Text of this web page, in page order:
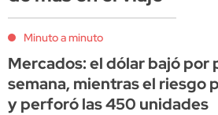
Minuto a minuto
Mercados: el dólar bajó por
semana, mientras el riesgo
y perforó las 450 unidades